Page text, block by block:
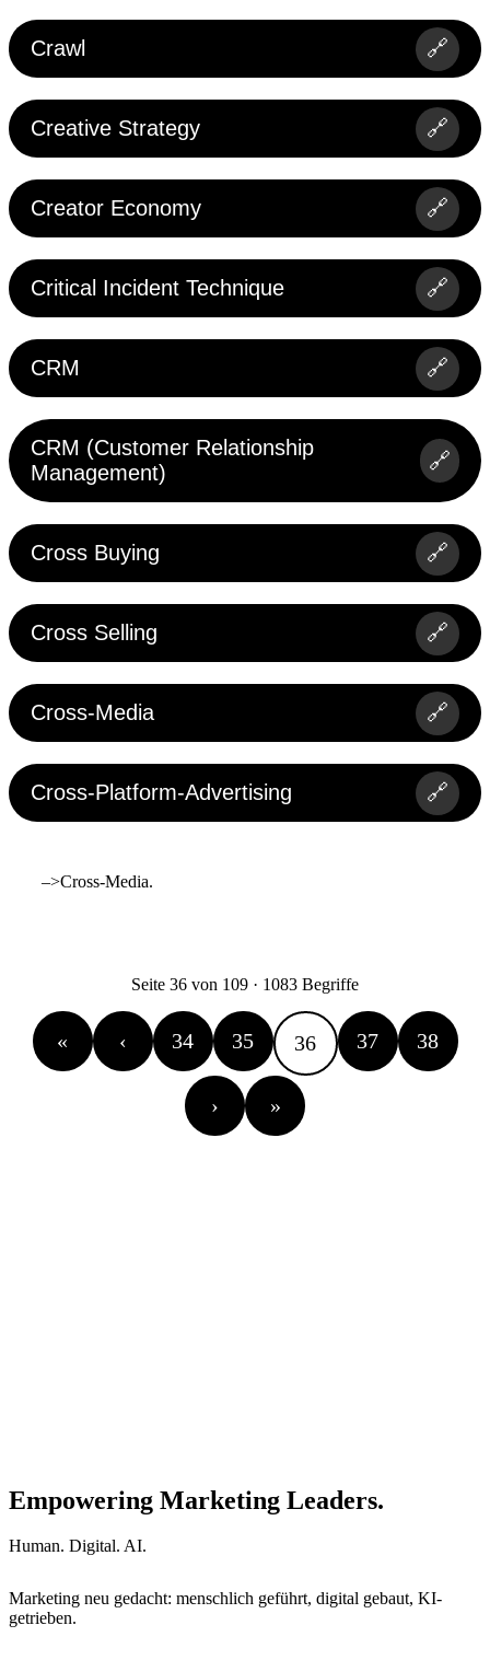
Crawl 🔗
Creative Strategy 🔗
Creator Economy 🔗
Critical Incident Technique 🔗
CRM 🔗
CRM (Customer Relationship
Management)
🔗
Cross Buying 🔗
Cross Selling 🔗
Cross-Media 🔗
Cross-Platform-Advertising 🔗
–>Cross-Media.
Seite 36 von 109 · 1083 Begriffe
« ‹ 34 35 36 37 38
› »
Empowering Marketing Leaders.
Human. Digital. AI.
Marketing neu gedacht: menschlich geführt, digital gebaut, KI-
getrieben.